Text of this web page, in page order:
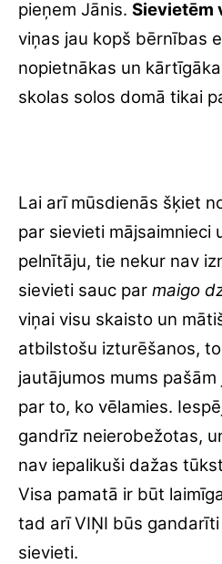
pieņem Jānis. Sievietēm
viņas jau kopš bērnības
nopietnākas un
skolas solos domā tikai
Lai arī mūsdienās šķiet
par sievieti mājsaimnieci
pelnītāju, tie nekur nav
sievieti sauc par maigo
viņai visu skaisto un
atbilstošu izturēšanos,
jautājumos mums
par to, ko vēlamies.
gandrīz neierobežotas,
nav iepalikuši dažas
Visa pamatā ir būt
tad arī VIŅI būs
sievieti.